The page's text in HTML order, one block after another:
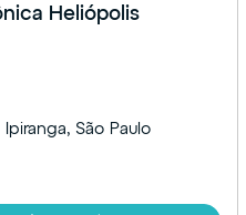
Heliópolis
São Paulo